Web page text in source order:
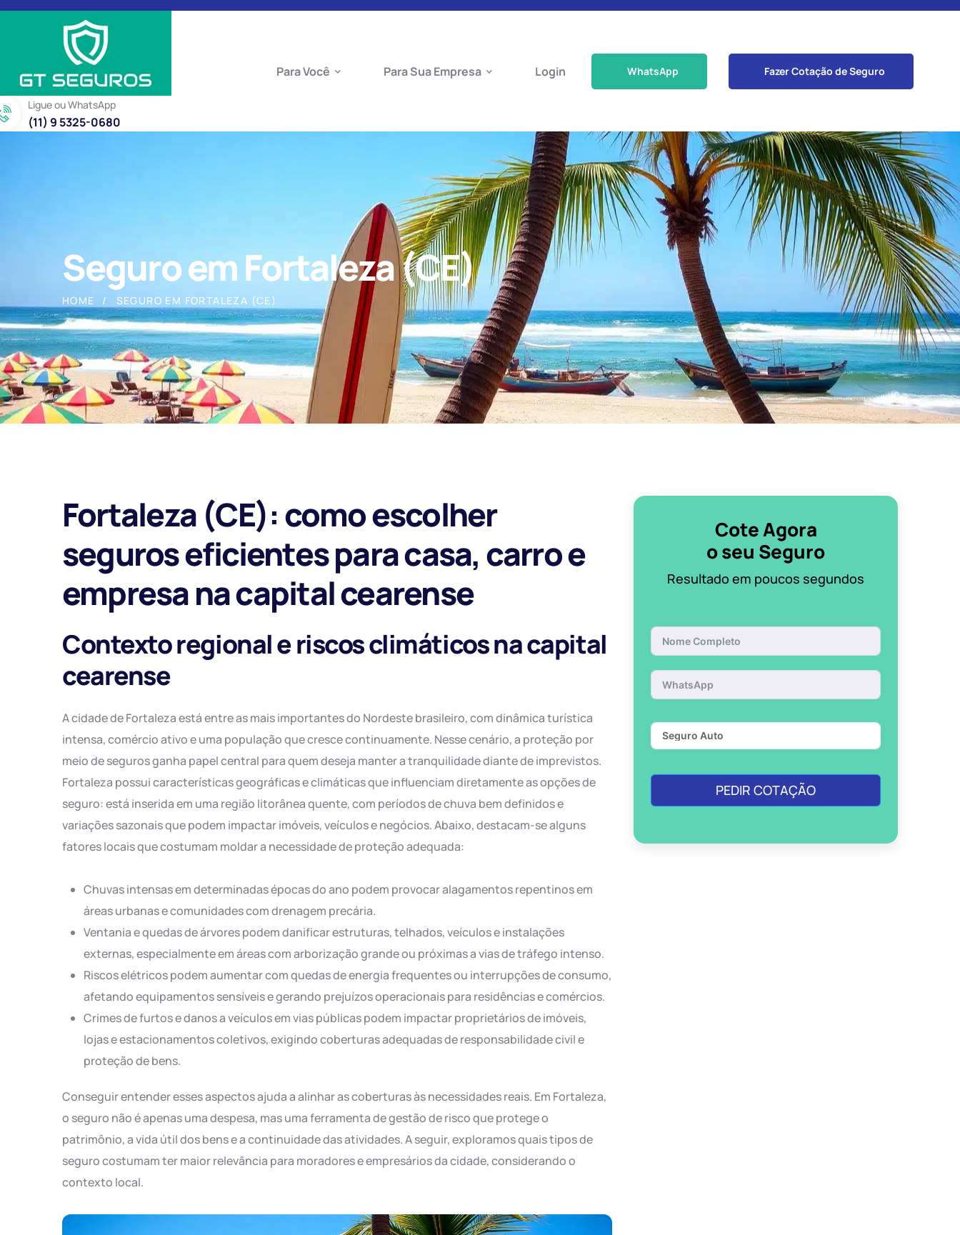
Ligue ou WhatsApp
(11) 9 5325-0680
Para Você Para Sua Empresa Login WhatsApp Fazer Cotação de Seguro
Seguro em Fortaleza (CE)
HOME SEGURO EM FORTALEZA (CE)
Fortaleza (CE): como escolher
seguros eficientes para casa, carro e
empresa na capital cearense
Contexto regional e riscos climáticos na capital
cearense
A cidade de Fortaleza está entre as mais importantes do Nordeste brasileiro, com dinâmica turística
intensa, comércio ativo e uma população que cresce continuamente. Nesse cenário, a proteção por
meio de seguros ganha papel central para quem deseja manter a tranquilidade diante de imprevistos.
Fortaleza possui características geográficas e climáticas que influenciam diretamente as opções de
seguro: está inserida em uma região litorânea quente, com períodos de chuva bem definidos e
variações sazonais que podem impactar imóveis, veículos e negócios. Abaixo, destacam-se alguns
fatores locais que costumam moldar a necessidade de proteção adequada:
Chuvas intensas em determinadas épocas do ano podem provocar alagamentos repentinos em
áreas urbanas e comunidades com drenagem precária.
Ventania e quedas de árvores podem danificar estruturas, telhados, veículos e instalações
externas, especialmente em áreas com arborização grande ou próximas a vias de tráfego intenso.
Riscos elétricos podem aumentar com quedas de energia frequentes ou interrupções de consumo,
afetando equipamentos sensíveis e gerando prejuízos operacionais para residências e comércios.
Crimes de furtos e danos a veículos em vias públicas podem impactar proprietários de imóveis,
lojas e estacionamentos coletivos, exigindo coberturas adequadas de responsabilidade civil e
proteção de bens.
Conseguir entender esses aspectos ajuda a alinhar as coberturas às necessidades reais. Em Fortaleza,
o seguro não é apenas uma despesa, mas uma ferramenta de gestão de risco que protege o
patrimônio, a vida útil dos bens e a continuidade das atividades. A seguir, exploramos quais tipos de
seguro costumam ter maior relevância para moradores e empresários da cidade, considerando o
contexto local.
Cote Agora
o seu Seguro
Resultado em poucos segundos
PEDIR COTAÇÃO